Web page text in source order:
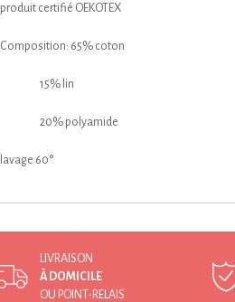
produit certifié OEKOTEX
Composition: 65% coton
15% lin
20% polyamide
lavage 60°
LIVRAISON
À DOMICILE
OU POINT-RELAIS